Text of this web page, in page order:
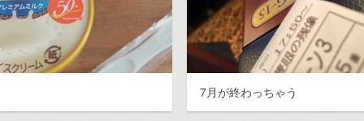
7月が終わっちゃう